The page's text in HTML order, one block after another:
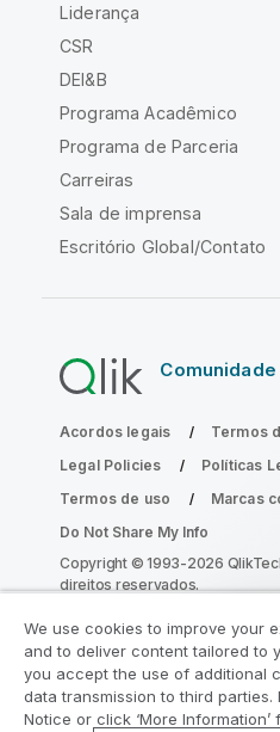
Liderança
CSR
DEI&B
Programa Acadêmico
Programa de Parceria
Carreiras
Sala de imprensa
Escritório Global/Contato
Comunidade
Acordos legais
Termos
Legal Policies
Políticas
Termos de uso
Marcas
Do Not Share My Info
Copyright © 1993-2026
direitos reservados.
Participe do
do Analytics
We use cookies to improve your
and to deliver content tailored to
you accept the use of additional
data transmission to third parties.
Notice or click ‘More